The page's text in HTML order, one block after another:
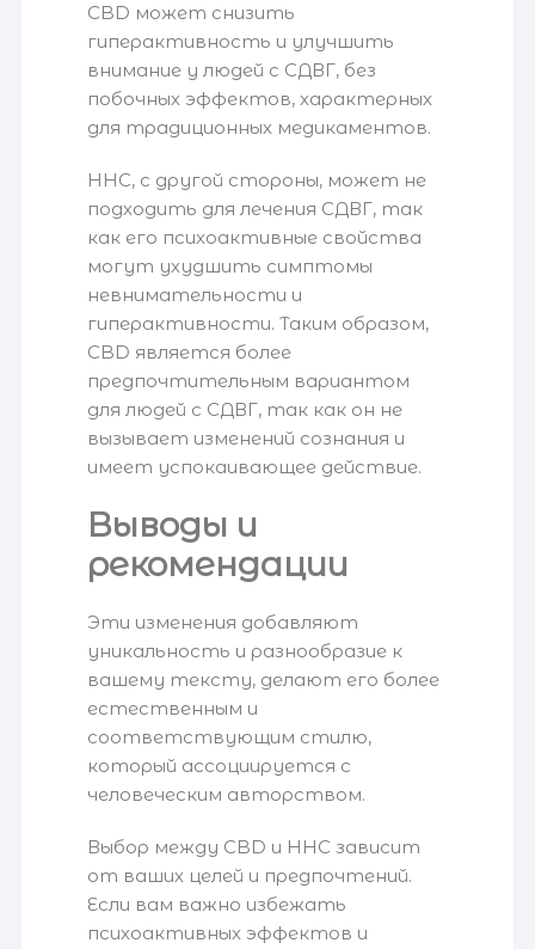
CBD может снизить
гиперактивность и улучшить
внимание у людей с СДВГ, без
побочных эффектов, характерных
для традиционных медикаментов.
HHC, с другой стороны, может не
подходить для лечения СДВГ, так
как его психоактивные свойства
могут ухудшить симптомы
невнимательности и
гиперактивности. Таким образом,
CBD является более
предпочтительным вариантом
для людей с СДВГ, так как он не
вызывает изменений сознания и
имеет успокаивающее действие.
Выводы и
рекомендации
Эти изменения добавляют
уникальность и разнообразие к
вашему тексту, делают его более
естественным и
соответствующим стилю,
который ассоциируется с
человеческим авторством.
Выбор между CBD и HHC зависит
от ваших целей и предпочтений.
Если вам важно избежать
психоактивных эффектов и